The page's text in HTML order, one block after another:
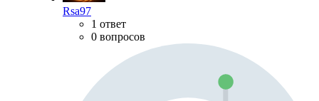
Rsa97
1 ответ
0 вопросов